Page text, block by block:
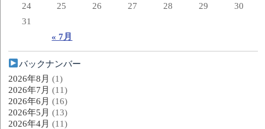
« 7月
24
25 26 27 28 29
30
31
バックナンバー
2026年8月 (1)
2026年7月 (11)
2026年6月 (16)
2026年5月 (13)
2026年4月 (11)